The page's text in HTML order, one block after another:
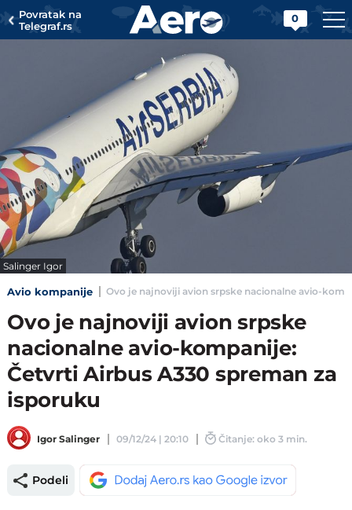
Povratak na
Telegraf.rs
0
Salinger Igor
Avio kompanije Ovo je najnoviji avion srpske nacionalne avio-
Ovo je najnoviji avion srpske
nacionalne avio-kompanije:
Četvrti Airbus A330 spreman za
isporuku
Igor Salinger 09/12/24 | 20:10 Čitanje: oko 3 min.
Podeli